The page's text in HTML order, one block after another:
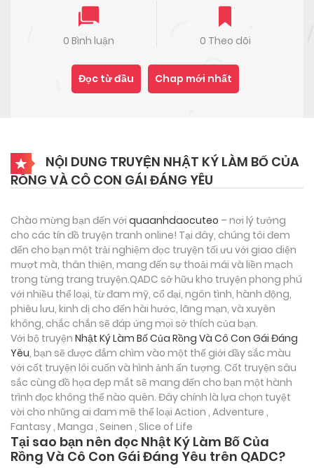
0 Bình luận 0 Theo dõi
Đọc từ đầu Chap mới nhất
NỘI DUNG TRUYỆN NHẬT KÝ LÀM BỐ CỦA
RỒNG VÀ CÔ CON GÁI ĐÁNG YÊU
Chào mừng bạn đến với quaanhdaocuteo – nơi lý tưởng
cho các tín đồ truyện tranh online! Tại đây, chúng tôi đem
đến cho bạn một trải nghiệm đọc truyện tối ưu với giao diện
mượt mà, thân thiện, mang đến sự thoải mái và liền mạch
trong từng trang truyện.QADC sở hữu kho truyện phong phú
với nhiều thể loại, từ đam mỹ, cổ đại, ngôn tình, hành động,
phiêu lưu, kinh dị cho đến hài hước, lãng mạn, và xuyên
không, chắc chắn sẽ đáp ứng mọi sở thích của bạn.
Với bộ truyện Nhật Ký Làm Bố Của Rồng Và Cô Con Gái Đáng
Yêu, bạn sẽ được đắm chìm vào một thế giới đầy sắc màu
với cốt truyện lôi cuốn và hình ảnh ấn tượng. Cốt truyện sâu
sắc cùng đồ họa đẹp mắt sẽ mang đến cho bạn một hành
trình đọc không thể nào quên. Đây chính là lựa chọn tuyệt
vời cho những ai đam mê thể loại Action , Adventure ,
Fantasy , Manga , Seinen , Slice of Life
Tại sao bạn nên đọc Nhật Ký Làm Bố Của
Rồng Và Cô Con Gái Đáng Yêu trên QADC?